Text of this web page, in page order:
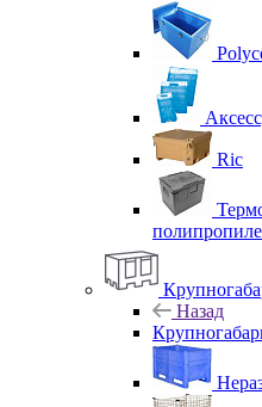
Ric
Назад